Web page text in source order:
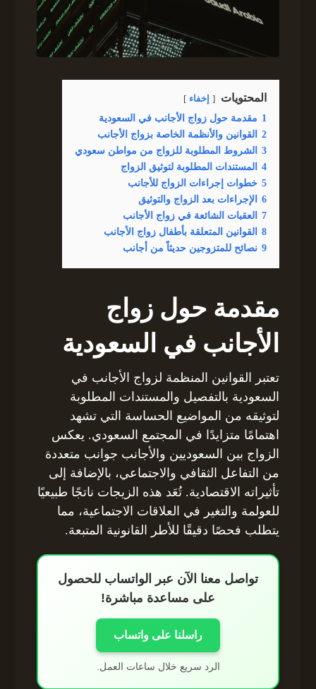
المحتويات إخفاء
1 مقدمة حول زواج الأجانب في السعودية
2
القوانين والأنظمة الخاصة بزواج الأجانب
3
الشروط المطلوبة للزواج من مواطن سعودي
4
المستندات المطلوبة لتوثيق الزواج
5 خطوات إجراءات الزواج للأجانب
6
الإجراءات بعد الزواج والتوثيق
7
العقبات الشائعة في زواج الأجانب
8
القوانين المتعلقة بأطفال زواج الأجانب
9 نصائح للمتزوجين حديثاً من أجانب
مقدمة حول زواج
الأجانب في السعودية
تعتبر القوانين المنظمة لزواج الأجانب في
السعودية بالتفصيل والمستندات المطلوبة
لتوثيقه من المواضيع الحساسة التي تشهد
اهتمامًا متزايدًا في المجتمع السعودي. يعكس
الزواج بين السعوديين والأجانب جوانب متعددة
من التفاعل الثقافي والاجتماعي، بالإضافة إلى
تأثيراته الاقتصادية. تُعَد هذه الزيجات ناتجًا طبيعيًا
للعولمة والتغير في العلاقات الاجتماعية، مما
يتطلب فحصًا دقيقًا للأطر القانونية المتبعة.
تواصل معنا الآن عبر الواتساب للحصول
على مساعدة مباشرة!
راسلنا على واتساب
الرد سريع خلال ساعات العمل.